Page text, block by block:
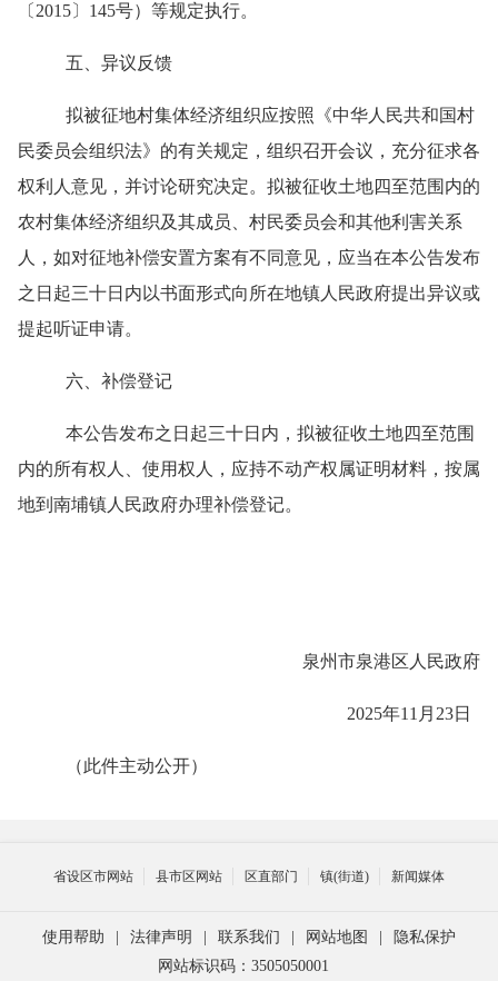
〔 2015〕145号）等规定执行。
五、异议反馈
拟被征地村集体经济组织应按照《中华人民共和国村
民委员会组织法》的有关规定，组织召开会议，充分征求各
权利人意见，并讨论研究决定。拟被征收土地四至范围内的
农村集体经济组织及其成员、村民委员会和其他利害关系
人，如对征地补偿安置方案有不同意见，应当在本公告发布
之日起三十日内以书面形式向所在地镇人民政府提出异议或
提起听证申请。
六、补偿登记
本公告发布之日起三十日内，拟被征收土地四至范围
内的所有权人、使用权人，应持不动产权属证明材料，按属
地到 南埔镇 人民政府办理补偿登记。
泉州市泉港区人民政府
2025年11 月 23日
（此件主动公开）
省设区市网站 县市区网站 区直部门 镇(街道) 新闻媒体
使用帮助 | 法律声明 | 联系我们 | 网站地图 |
隐私保护
网站标识码：3505050001